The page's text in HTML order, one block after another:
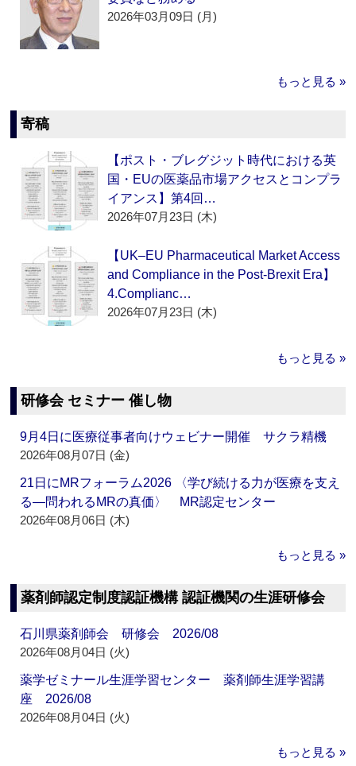
2026年03月09日 (月)
もっと見る »
寄稿
【ポスト・ブレグジット時代における英
国・EUの医薬品市場アクセスとコンプラ
イアンス】第4回…
2026年07月23日 (木)
【UK–EU Pharmaceutical Market Access
and Compliance in the Post-Brexit Era】
4.Complianc…
2026年07月23日 (木)
もっと見る »
研修会 セミナー 催し物
9月4日に医療従事者向けウェビナー開催 サクラ精機
2026年08月07日 (金)
21日にMRフォーラム2026 〈学び続ける力が医療を支え
る―問われるMRの真価〉 MR認定センター
2026年08月06日 (木)
もっと見る »
薬剤師認定制度認証機構 認証機関の生涯研修会
石川県薬剤師会 研修会 2026/08
2026年08月04日 (火)
薬学ゼミナール生涯学習センター 薬剤師生涯学習講
座 2026/08
2026年08月04日 (火)
もっと見る »